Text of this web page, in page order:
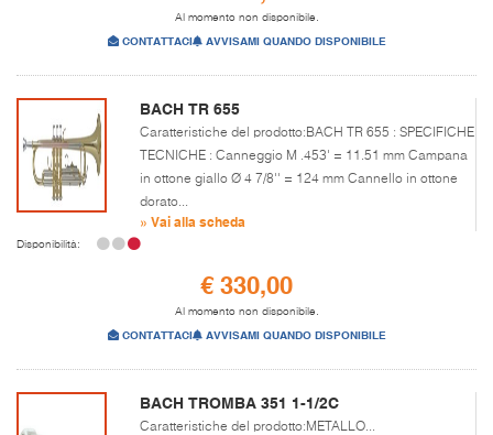
Al momento non disponibile.
CONTATTACI AVVISAMI QUANDO DISPONIBILE
BACH TR 655
Caratteristiche del prodotto:BACH TR 655 : SPECIFICHE
TECNICHE : Canneggio M .453' = 11.51 mm Campana
in ottone giallo Ø 4 7/8'' = 124 mm Cannello in ottone
dorato...
» Vai alla scheda
Disponibilità:
€ 330,00
Al momento non disponibile.
CONTATTACI AVVISAMI QUANDO DISPONIBILE
BACH TROMBA 351 1-1/2C
Caratteristiche del prodotto:METALLO...